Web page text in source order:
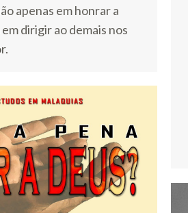
apenas em honrar a
dirigir ao demais nos